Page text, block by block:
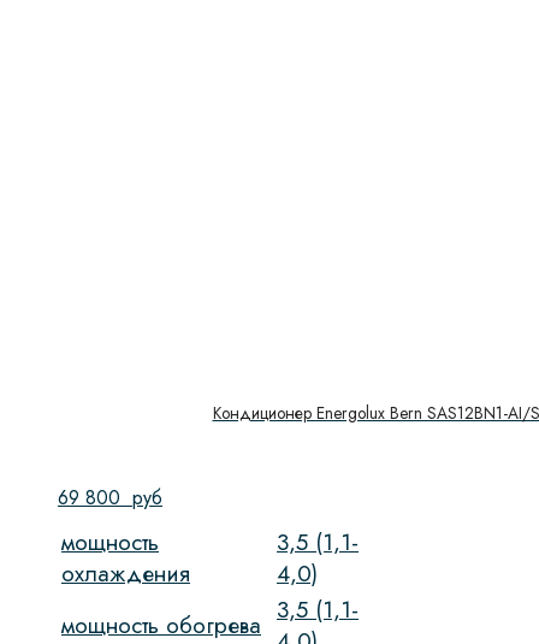
Кондиционер Energolux Bern SAS12BN1-AI/
69 800 руб
мощность
охлаждения
3,5 (1,1-
4,0)
мощность обогрева 3,5 (1,1-